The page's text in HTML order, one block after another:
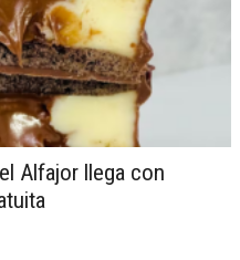
Alfajor llega con